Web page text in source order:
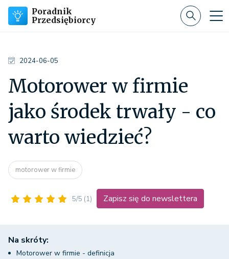
Poradnik
Przedsiębiorcy
2024-06-05
Motorower w firmie
jako środek trwały - co
warto wiedzieć?
motorower w firmie
5/5 (1) Zapisz się do newslettera
Na skróty:
Motorower w firmie - definicja